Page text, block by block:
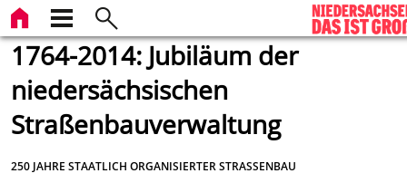
1764-2014: Jubiläum der
niedersächsischen
Straßenbauverwaltung
250 JAHRE STAATLICH ORGANISIERTER STRASSENBAU